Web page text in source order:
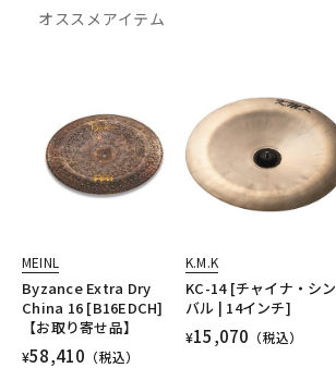
オススメアイテム
MEINL
Byzance Extra Dry
China 16 [B16EDCH]
【お取り寄せ品】
¥58,410 （税込）
K.M.K
KC-14 [チャイナ・シン
バル | 14インチ]
¥15,070 （税込）